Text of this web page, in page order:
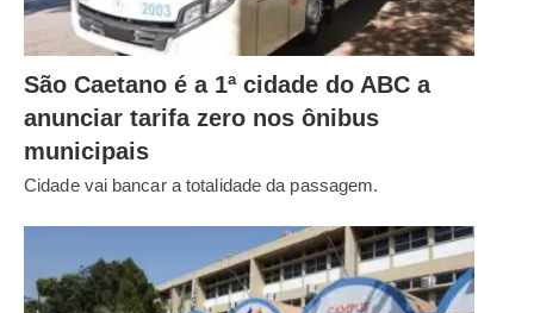
São Caetano é a 1ª cidade do ABC a
anunciar tarifa zero nos ônibus
municipais
Cidade vai bancar a totalidade da passagem.